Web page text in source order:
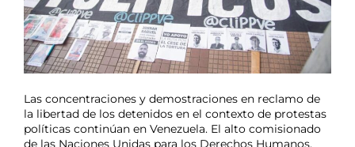
Las concentraciones y demostraciones en reclamo de
la libertad de los detenidos en el contexto de protestas
políticas continúan en Venezuela. El alto comisionado
de las Naciones Unidas para los Derechos Humanos,